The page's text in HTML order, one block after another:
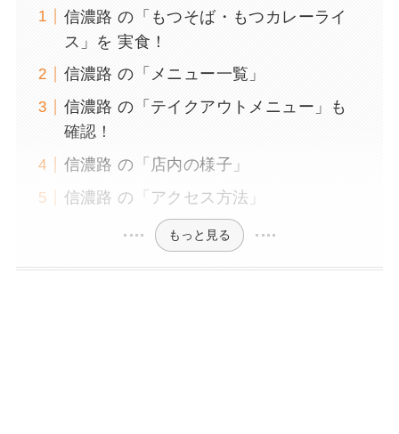
信濃路 の「もつそば・もつカレーライ
ス」を 実食！
信濃路 の「メニュー一覧」
信濃路 の「テイクアウトメニュー」も
確認！
信濃路 の「店内の様子」
信濃路 の「アクセス方法」
もっと見る